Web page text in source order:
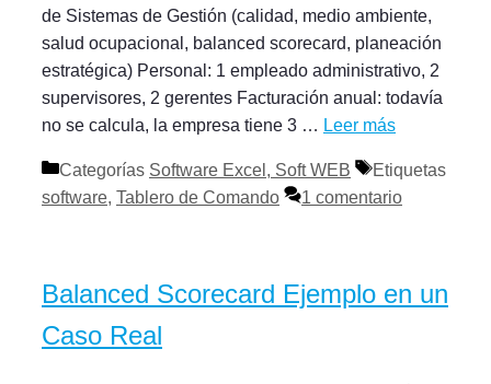
de Sistemas de Gestión (calidad, medio ambiente,
salud ocupacional, balanced scorecard, planeación
estratégica) Personal: 1 empleado administrativo, 2
supervisores, 2 gerentes Facturación anual: todavía
no se calcula, la empresa tiene 3 … Leer más
Categorías Software Excel, Soft WEB
Etiquetas
software, Tablero de Comando 1 comentario
Balanced Scorecard Ejemplo en un
Caso Real